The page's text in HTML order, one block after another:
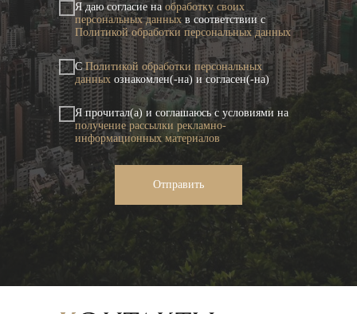
Я даю согласие на обработку своих
персональных данныхв соответствии с
Политикой обработки персональных данных
СПолитикой обработки персональных
данных ознакомлен(-на) и согласен(-на)
Я прочитал(а) и соглашаюсь с условиями на
получение рассылки рекламно-
информационных материалов
Отправить